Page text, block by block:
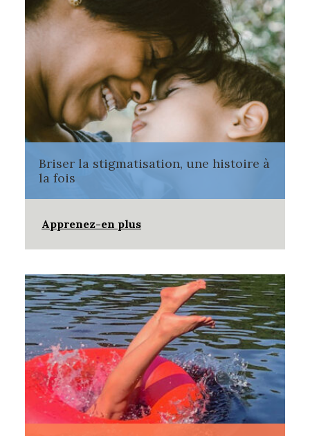
Briser la stigmatisation, une histoire à
la fois
Apprenez-en plus